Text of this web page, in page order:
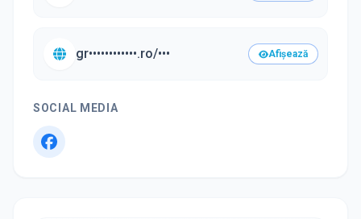
gr••••••••••••.ro/••• Afișează
SOCIAL MEDIA